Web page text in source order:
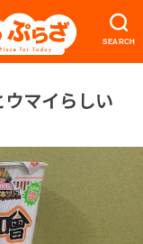
SEARCH
ウマイらしい